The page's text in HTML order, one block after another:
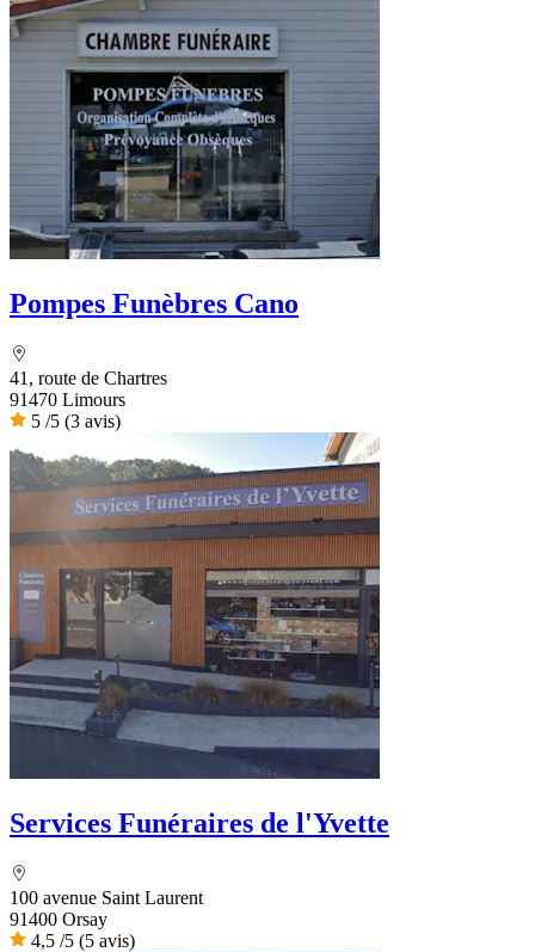
Pompes Funèbres Cano
41, route de Chartres
91470 Limours
5 /5 (3 avis)
Services Funéraires de l'Yvette
100 avenue Saint Laurent
91400 Orsay
4,5 /5 (5 avis)